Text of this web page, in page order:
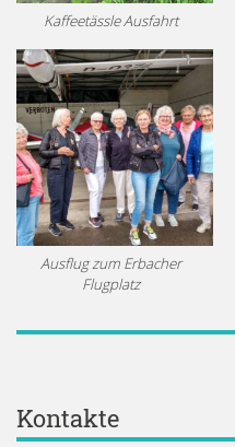
Kaffeetässle Ausfahrt
Ausflug zum Erbacher
Flugplatz
Kontakte